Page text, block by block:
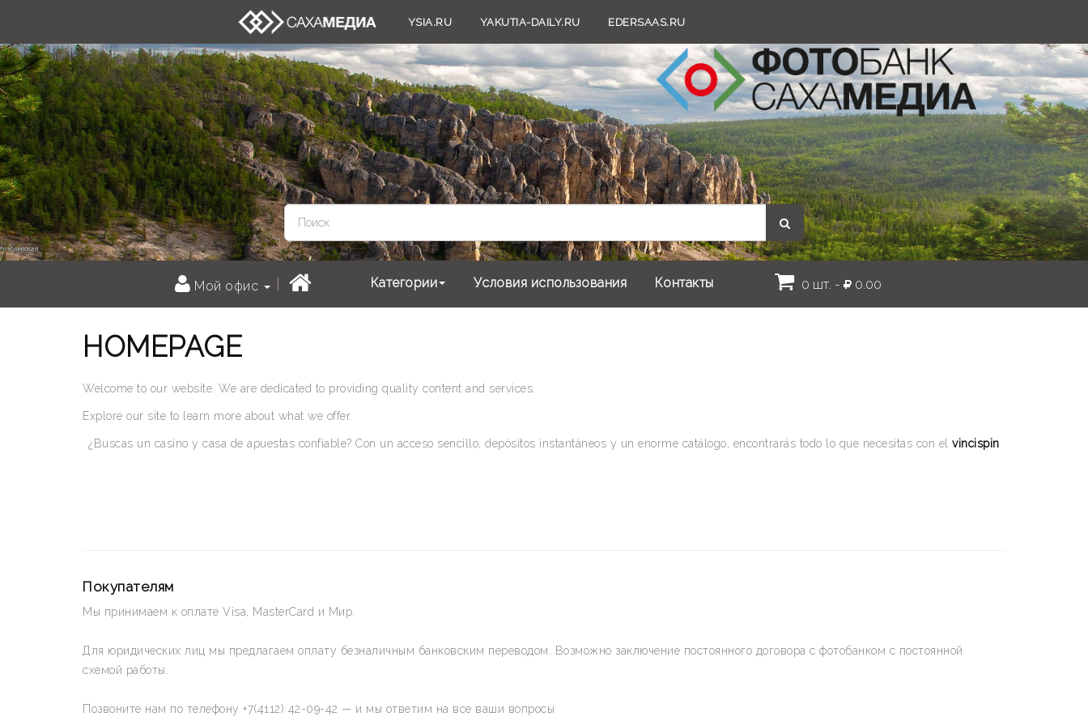
YSIA.RU YAKUTIA-DAILY.RU EDERSAAS.RU
Мой офис Категории Условия использования Контакты 0 шт. - 0.00
HOMEPAGE
Welcome to our website. We are dedicated to providing quality content and services.
Explore our site to learn more about what we offer.
¿Buscas un casino y casa de apuestas confiable? Con un acceso sencillo, depósitos instantáneos y un enorme catálogo, encontrarás todo lo que necesitas con elvincispin
Покупателям
Мы принимаем к оплате Visa, MasterCard и Мир.
Для юридических лиц мы предлагаем оплату безналичным банковским переводом. Возможно заключение постоянного договора с фотобанком с постоянной
схемой работы.
Позвоните нам по телефону +7(4112) 42-09-42 — и мы ответим на все ваши вопросы